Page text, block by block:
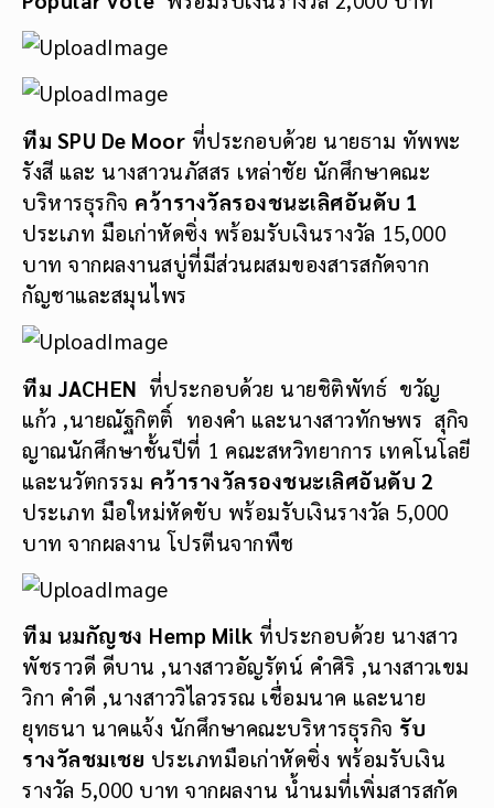
ทีม SPU De Moor ที่ประกอบด้วย นายธาม ทัพพะ
รังสี และ นางสาวนภัสสร เหล่าชัย นักศึกษาคณะ
บริหารธุรกิจ คว้ารางวัลรองชนะเลิศอันดับ 1
ประเภท มือเก่าหัดซิ่ง พร้อมรับเงินรางวัล 15,000
บาท จากผลงานสบู่ที่มีส่วนผสมของสารสกัดจาก
กัญชาและสมุนไพร
ทีม JACHEN ที่ประกอบด้วย นายชิติพัทธ์ ขวัญ
แก้ว ,นายณัฐกิตติ์ ทองคำ และนางสาวทักษพร สุกิจ
ญาณนักศึกษาชั้นปีที่ 1 คณะสหวิทยาการ เทคโนโลยี
และนวัตกรรม คว้ารางวัลรองชนะเลิศอันดับ 2
ประเภท มือใหม่หัดขับ พร้อมรับเงินรางวัล 5,000
บาท จากผลงาน โปรตีนจากพืช
ทีม นมกัญชง Hemp Milk ที่ประกอบด้วย นางสาว
พัชราวดี ดีบาน ,นางสาวอัญรัตน์ คำศิริ ,นางสาวเขม
วิกา คำดี ,นางสาววิไลวรรณ เชื่อมนาค และนาย
ยุทธนา นาคแจ้ง นักศึกษาคณะบริหารธุรกิจ รับ
รางวัลชมเชย ประเภทมือเก่าหัดซิ่ง พร้อมรับเงิน
รางวัล 5,000 บาท จากผลงาน น้ำนมที่เพิ่มสารสกัด